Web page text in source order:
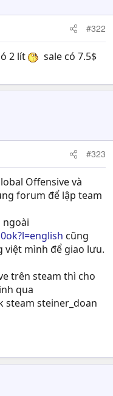
#322
2 lít
sale có 7.5$
#323
Offensive và
forum để lập team
ngoài
cũng
việt mình để giao lưu.
trên steam thì cho
qua
steam steiner_doan